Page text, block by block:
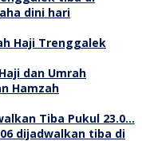
Haji Trenggalek
Tiba Pukul 23.0…